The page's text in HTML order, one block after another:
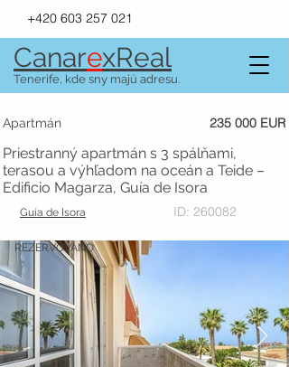
+420 603 257 021
CanarexReal
Tenerife, kde sny majú adresu.
Apartmán 235 000 EUR
Priestranný apartmán s 3 spálňami,
terasou a výhľadom na oceán a Teide –
Edificio Magarza, Guía de Isora
Guía de Isora ID: 260082
REZERVOVÁNO